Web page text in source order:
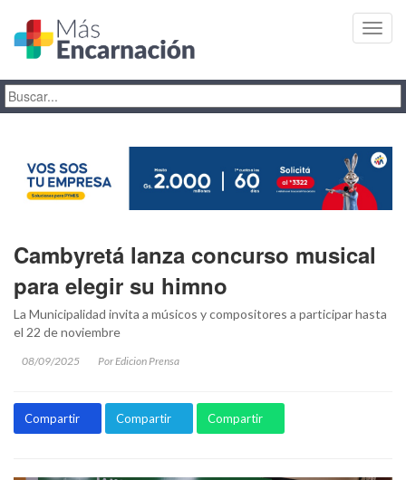
Cambyretá lanza concurso musical
para elegir su himno
La Municipalidad invita a músicos y compositores a participar hasta
el 22 de noviembre
08/09/2025 Por Edicion Prensa
Compartir Compartir Compartir